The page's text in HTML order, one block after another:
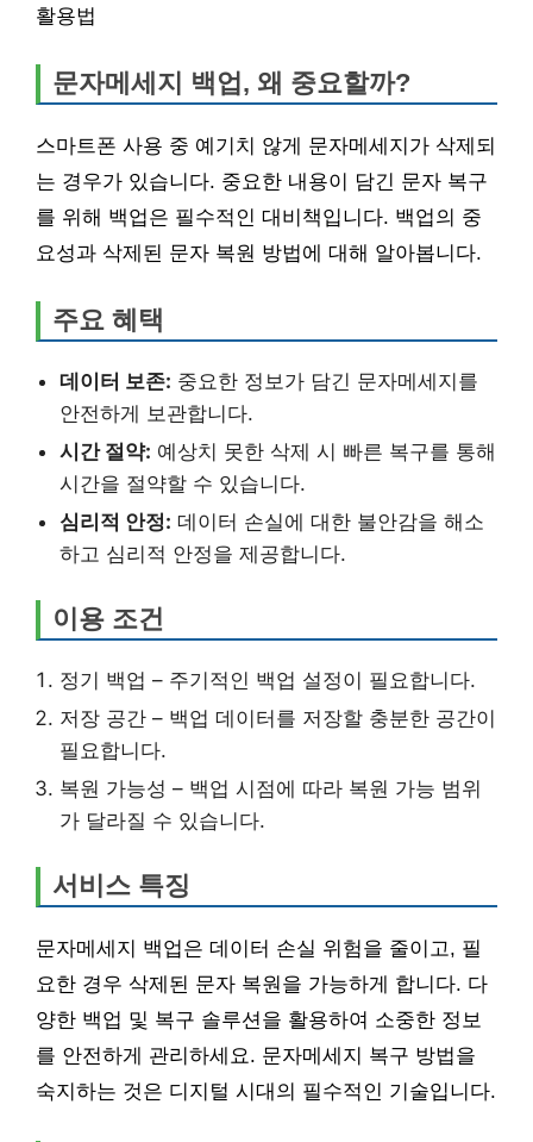
활용법
문자메세지 백업, 왜 중요할까?
스마트폰 사용 중 예기치 않게 문자메세지가 삭제되
는 경우가 있습니다. 중요한 내용이 담긴 문자 복구
를 위해 백업은 필수적인 대비책입니다. 백업의 중
요성과 삭제된 문자 복원 방법에 대해 알아봅니다.
주요 혜택
데이터 보존: 중요한 정보가 담긴 문자메세지를
안전하게 보관합니다.
시간 절약: 예상치 못한 삭제 시 빠른 복구를 통해
시간을 절약할 수 있습니다.
심리적 안정: 데이터 손실에 대한 불안감을 해소
하고 심리적 안정을 제공합니다.
이용 조건
정기 백업 – 주기적인 백업 설정이 필요합니다.
저장 공간 – 백업 데이터를 저장할 충분한 공간이
필요합니다.
복원 가능성 – 백업 시점에 따라 복원 가능 범위
가 달라질 수 있습니다.
서비스 특징
문자메세지 백업은 데이터 손실 위험을 줄이고, 필
요한 경우 삭제된 문자 복원을 가능하게 합니다. 다
양한 백업 및 복구 솔루션을 활용하여 소중한 정보
를 안전하게 관리하세요. 문자메세지 복구 방법을
숙지하는 것은 디지털 시대의 필수적인 기술입니다.